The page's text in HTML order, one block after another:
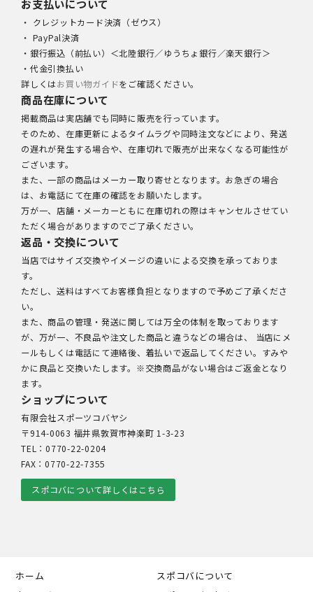
お支払いについて
・ クレジットカード決済（ゼウス）
・ PayPal決済
・銀行振込（前払い）＜北陸銀行／ゆうちょ銀行／楽天銀行＞
・代金引換払い
詳しくはお買い物ガイドをご確認ください。
商品在庫について
掲載商品は実店舗でも同時に販売を行っています。
そのため、在庫更新によるタイムラグや同時注文などにより、発送
の遅れが発生する場合や、在庫切れで販売が出来なくなる可能性が
ございます。
また、一部の商品はメーカー取り寄せとなります。お急ぎの場合
は、お電話にて在庫の確認をお願いたします。
万が一、店舗・メーカーともに在庫切れの際はキャンセルさせてい
ただく場合がありますのでご了承ください。
返品・交換について
当店ではサイズ交換やイメージの違いによる交換を承っておりま
す。
ただし、送料はすべてお客様負担となりますので予めご了承くださ
い。
また、商品の管理・発送に関しては万全の体制を取っております
が、万が一、不良品や注文した商品と違うなどの場合は、 当店にメ
ールもしくは電話にて連絡後、着払いで返品してください。すみや
かに良品と交換いたします。※交換商品がない場合はご返金となり
ます。
ショップについて
有限会社スポーツコバヤシ
〒914-0063 福井県敦賀市神楽町 1-3-23
TEL：0770-22-0204
FAX：0770-22-7355
スポコバについて詳しくはこちら
ホーム
スポコバについて